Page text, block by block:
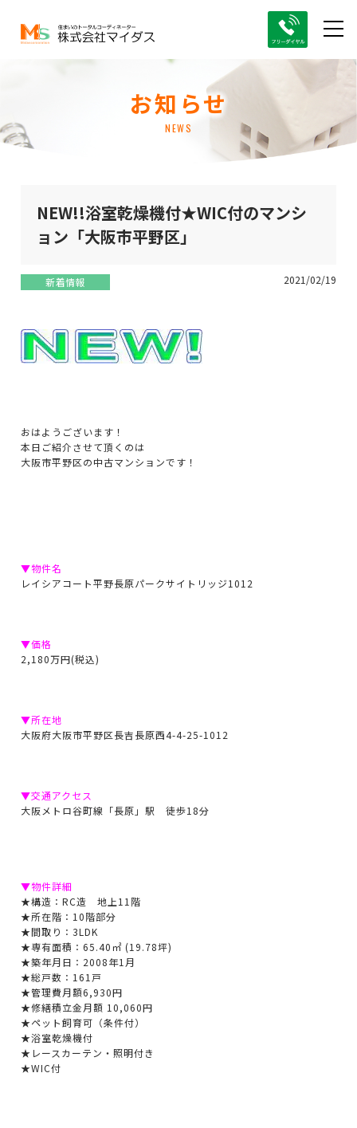
お知らせ
NEWS
NEW!!浴室乾燥機付★WIC付のマンシ
ョン「大阪市平野区」
新着情報 2021/02/19
おはようございます！
本日ご紹介させて頂くのは
大阪市平野区の中古マンションです！
▼物件名
レイシアコート平野長原パークサイトリッジ1012
▼価格
2,180万円(税込)
▼所在地
大阪府大阪市平野区長吉長原西4-4-25-1012
▼交通アクセス
大阪メトロ谷町線「長原」駅 徒歩18分
▼物件詳細
★構造：RC造 地上11階
★所在階：10階部分
★間取り： 3LDK
★専有面積：65.40㎡ (19.78坪)
★築年月日：2008年1月
★総戸数：161戸
★管理費月額6,930円
★修繕積立金月額 10,060円
★ペット飼育可（条件付）
★浴室乾燥機付
★レースカーテン・照明付き
★WIC付